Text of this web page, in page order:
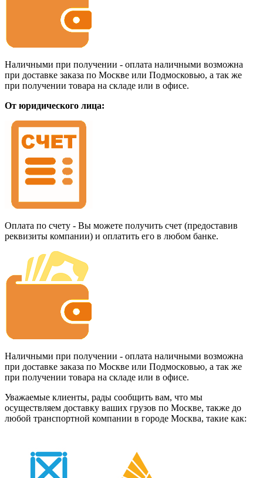
Наличными при получении - оплата наличными возможна
при доставке заказа по Москве или Подмосковью, а так же
при получении товара на складе или в офисе.
От юридического лица:
Оплата по счету - Вы можете получить счет (предоставив
реквизиты компании) и оплатить его в любом банке.
Наличными при получении - оплата наличными возможна
при доставке заказа по Москве или Подмосковью, а так же
при получении товара на складе или в офисе.
Уважаемые клиенты, рады сообщить вам, что мы
осуществляем доставку ваших грузов по Москве, также до
любой транспортной компании в городе Москва, такие как: